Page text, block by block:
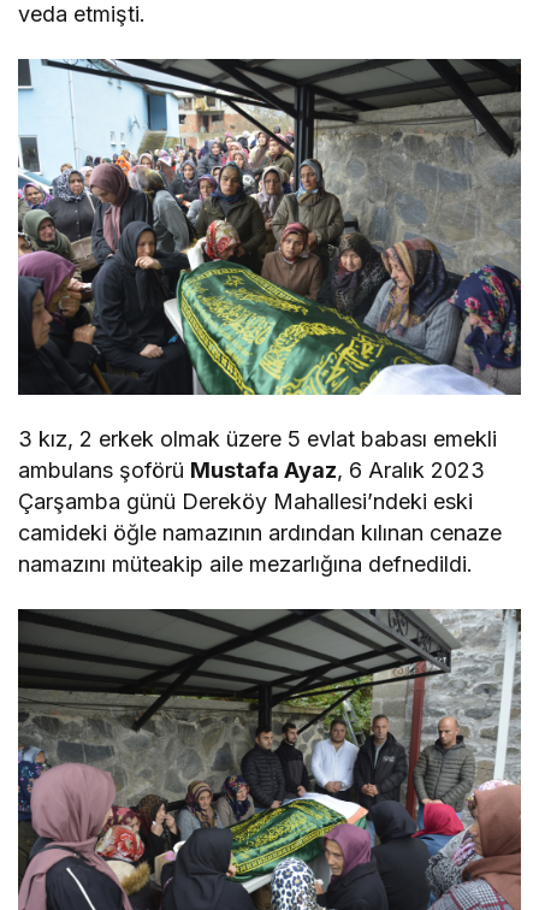
veda etmişti.
3 kız, 2 erkek olmak üzere 5 evlat babası emekli
ambulans şoförü Mustafa Ayaz, 6 Aralık 2023
Çarşamba günü Dereköy Mahallesi’ndeki eski
camideki öğle namazının ardından kılınan cenaze
namazını müteakip aile mezarlığına defnedildi.